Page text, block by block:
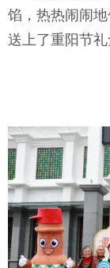
馅，热热闹闹
送上了重阳节礼